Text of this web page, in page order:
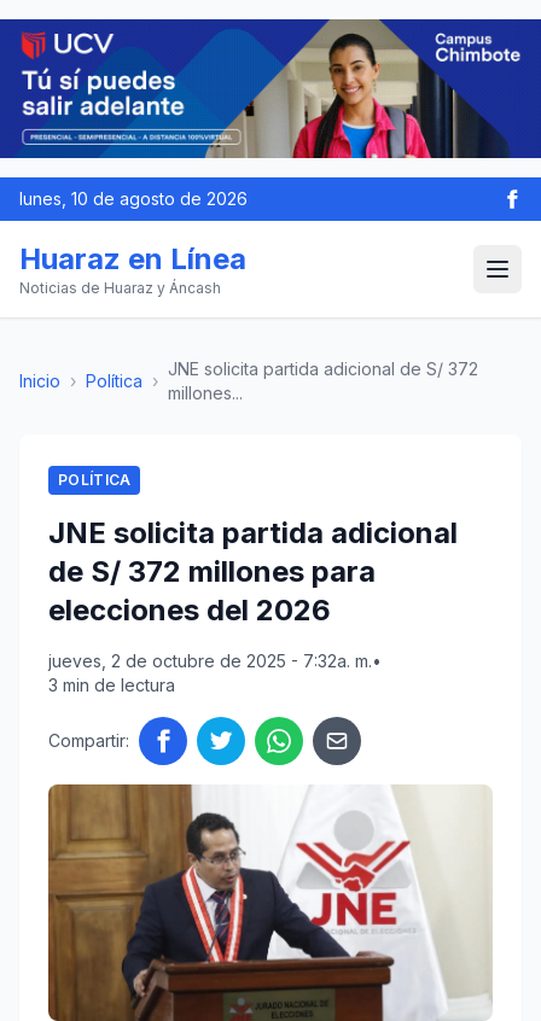
lunes, 10 de agosto de 2026
Huaraz en Línea
Noticias de Huaraz y Áncash
Inicio › Política ›
JNE solicita partida adicional de S/ 372
millones...
POLÍTICA
JNE solicita partida adicional
de S/ 372 millones para
elecciones del 2026
jueves, 2 de octubre de 2025 - 7:32a. m.•
3 min de lectura
Compartir: